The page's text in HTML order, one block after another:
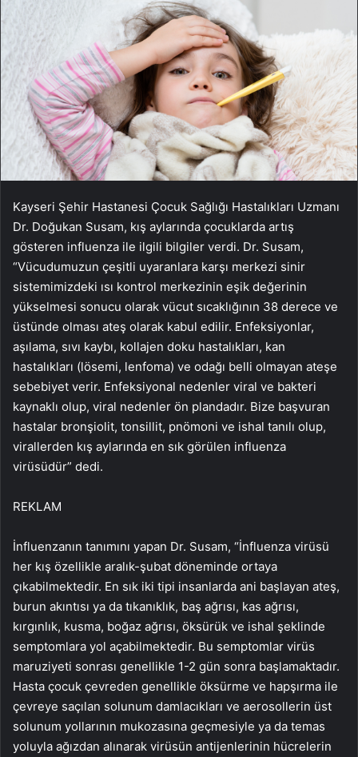
Kayseri Şehir Hastanesi Çocuk Sağlığı Hastalıkları Uzmanı
Dr. Doğukan Susam, kış aylarında çocuklarda artış
gösteren influenza ile ilgili bilgiler verdi. Dr. Susam,
“Vücudumuzun çeşitli uyaranlara karşı merkezi sinir
sistemimizdeki ısı kontrol merkezinin eşik değerinin
yükselmesi sonucu olarak vücut sıcaklığının 38 derece ve
üstünde olması ateş olarak kabul edilir. Enfeksiyonlar,
aşılama, sıvı kaybı, kollajen doku hastalıkları, kan
hastalıkları (lösemi, lenfoma) ve odağı belli olmayan ateşe
sebebiyet verir. Enfeksiyonal nedenler viral ve bakteri
kaynaklı olup, viral nedenler ön plandadır. Bize başvuran
hastalar bronşiolit, tonsillit, pnömoni ve ishal tanılı olup,
virallerden kış aylarında en sık görülen influenza
virüsüdür” dedi.
REKLAM
İnfluenzanın tanımını yapan Dr. Susam, “İnfluenza virüsü
her kış özellikle aralık-şubat döneminde ortaya
çıkabilmektedir. En sık iki tipi insanlarda ani başlayan ateş,
burun akıntısı ya da tıkanıklık, baş ağrısı, kas ağrısı,
kırgınlık, kusma, boğaz ağrısı, öksürük ve ishal şeklinde
semptomlara yol açabilmektedir. Bu semptomlar virüs
maruziyeti sonrası genellikle 1-2 gün sonra başlamaktadır.
Hasta çocuk çevreden genellikle öksürme ve hapşırma ile
çevreye saçılan solunum damlacıkları ve aerosollerin üst
solunum yollarının mukozasına geçmesiyle ya da temas
yoluyla ağızdan alınarak virüsün antijenlerinin hücrelerin